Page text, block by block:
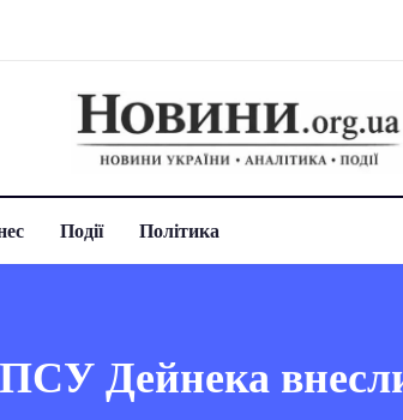
Події Політика
Дейнека